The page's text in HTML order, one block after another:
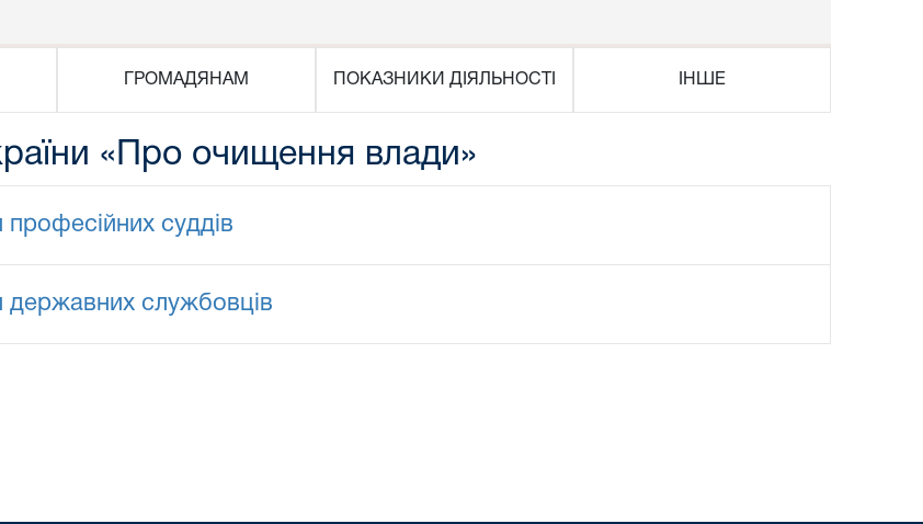
ГРОМАДЯНАМ ПОКАЗНИКИ ДІЯЛЬНОСТІ ІНШЕ
«Про очищення влади»
професійних суддів
державних службовців